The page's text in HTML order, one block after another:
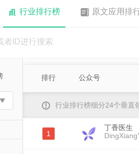
行业排行榜 原文应用排
排行 公众号
行业排行榜细分24个垂直
1
丁香医生